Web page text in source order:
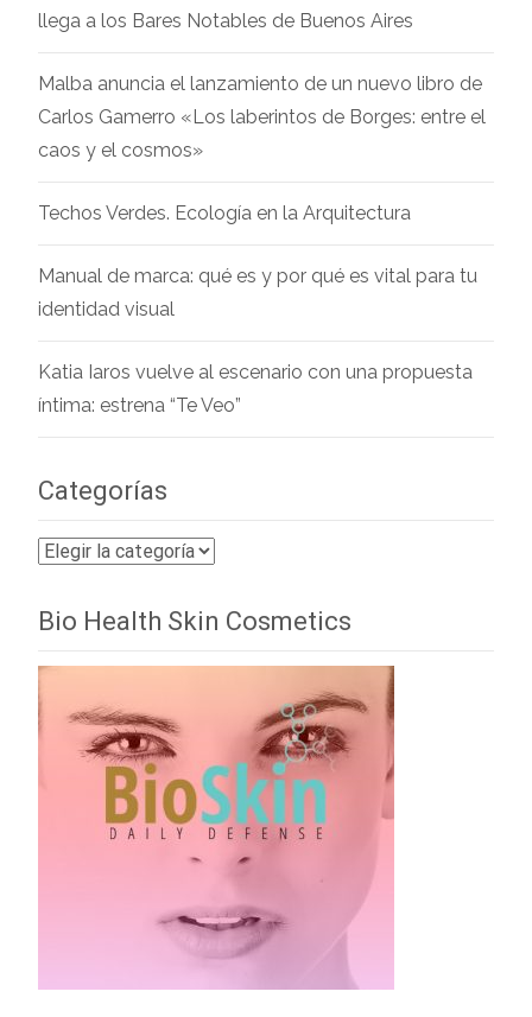
llega a los Bares Notables de Buenos Aires
Malba anuncia el lanzamiento de un nuevo libro de
Carlos Gamerro «Los laberintos de Borges: entre el
caos y el cosmos»
Techos Verdes. Ecología en la Arquitectura
Manual de marca: qué es y por qué es vital para tu
identidad visual
Katia Iaros vuelve al escenario con una propuesta
íntima: estrena “Te Veo”
Categorías
Categorías
Bio Health Skin Cosmetics